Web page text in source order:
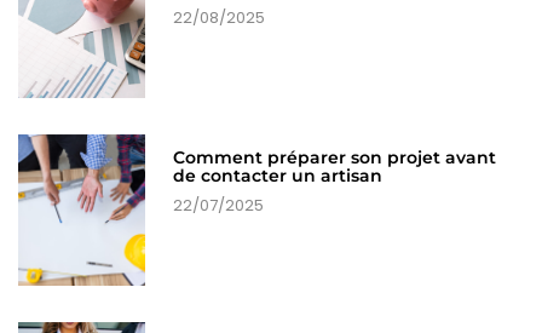
22/08/2025
Comment préparer son projet avant
de contacter un artisan
22/07/2025